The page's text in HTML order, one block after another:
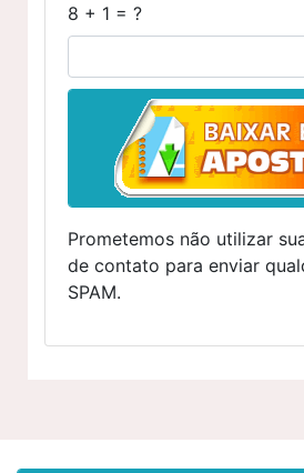
8 + 1 = ?
Prometemos não utilizar
de contato para enviar
SPAM.